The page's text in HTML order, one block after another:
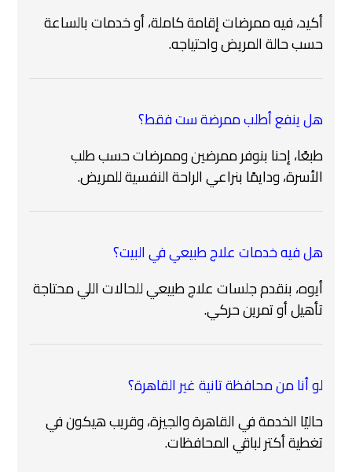
أكيد، فيه ممرضات إقامة كاملة، أو خدمات بالساعة
حسب حالة المريض واحتياجه.
هل ينفع أطلب ممرضة ست فقط؟
طبعًا، إحنا بنوفر ممرضين وممرضات حسب طلب
الأسرة، ودايمًا بنراعي الراحة النفسية للمريض.
هل فيه خدمات علاج طبيعي في البيت؟
أيوه، بنقدم جلسات علاج طبيعي للحالات اللي محتاجة
تأهيل أو تمرين حركي.
لو أنا من محافظة تانية غير القاهرة؟
حاليًا الخدمة في القاهرة والجيزة، وقريب هيكون في
تغطية أكتر لباقي المحافظات.